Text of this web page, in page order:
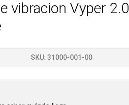
vibracion Vyper 2.0
SKU: 31000-001-00